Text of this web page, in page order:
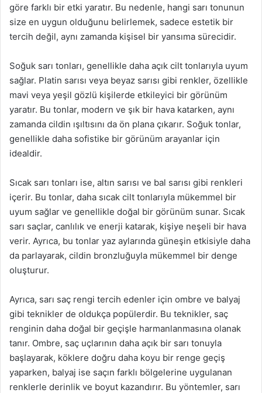
göre farklı bir etki yaratır. Bu nedenle, hangi sarı tonunun
size en uygun olduğunu belirlemek, sadece estetik bir
tercih değil, aynı zamanda kişisel bir yansıma sürecidir.
Soğuk sarı tonları, genellikle daha açık cilt tonlarıyla uyum
sağlar. Platin sarısı veya beyaz sarısı gibi renkler, özellikle
mavi veya yeşil gözlü kişilerde etkileyici bir görünüm
yaratır. Bu tonlar, modern ve şık bir hava katarken, aynı
zamanda cildin ışıltısını da ön plana çıkarır. Soğuk tonlar,
genellikle daha sofistike bir görünüm arayanlar için
idealdir.
Sıcak sarı tonları ise, altın sarısı ve bal sarısı gibi renkleri
içerir. Bu tonlar, daha sıcak cilt tonlarıyla mükemmel bir
uyum sağlar ve genellikle doğal bir görünüm sunar. Sıcak
sarı saçlar, canlılık ve enerji katarak, kişiye neşeli bir hava
verir. Ayrıca, bu tonlar yaz aylarında güneşin etkisiyle daha
da parlayarak, cildin bronzluğuyla mükemmel bir denge
oluşturur.
Ayrıca, sarı saç rengi tercih edenler için ombre ve balyaj
gibi teknikler de oldukça popülerdir. Bu teknikler, saç
renginin daha doğal bir geçişle harmanlanmasına olanak
tanır. Ombre, saç uçlarının daha açık bir sarı tonuyla
başlayarak, köklere doğru daha koyu bir renge geçiş
yaparken, balyaj ise saçın farklı bölgelerine uygulanan
renklerle derinlik ve boyut kazandırır. Bu yöntemler, sarı